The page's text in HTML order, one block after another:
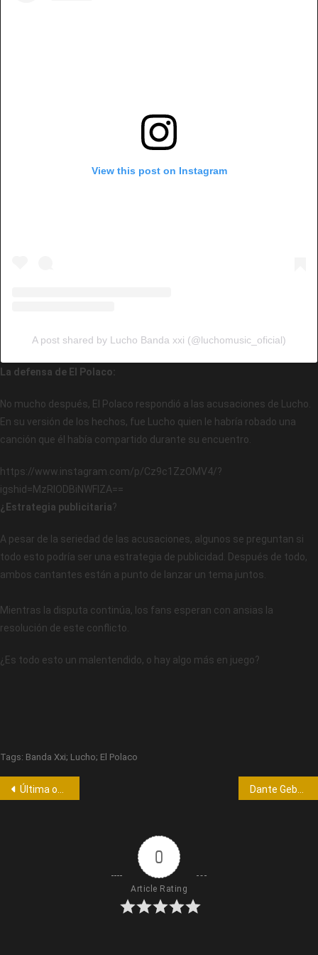
View this post on Instagram
A post shared by Lucho Banda xxi (@luchomusic_oficial)
La defensa de El Polaco:
No mucho después, El Polaco respondió a las acusaciones de Lucho.
En su versión de los hechos, fue Lucho quien le habría robado una
canción que él había compartido durante su encuentro.
https://www.instagram.com/p/Cz9c1ZzOMV4/?
igshid=MzRlODBiNWFlZA==
¿Estrategia publicitaria?
A pesar de la seriedad de las acusaciones, algunos se preguntan si
todo esto podría ser una estrategia de publicidad. Después de todo,
ambos cantantes están a punto de lanzar un tema juntos.
Mientras la disputa continúa, los fans esperan con ansias la
resolución de este conflicto.
¿Es todo esto un malentendido, o hay algo más en juego?
Tags: Banda Xxi; Lucho; El Polaco
Última oportunidad para ver “Laponia, una comedia entre verdades y mentiras” este sábado Dante Gebel llega a Córdoba para un encuentro íntimo en Quality Arena.
0
Article Rating